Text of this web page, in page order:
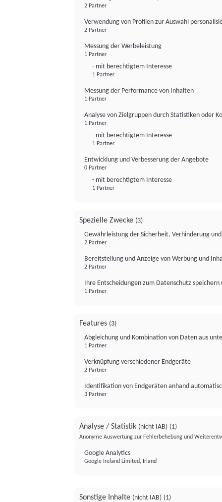
2 Partner
Verwendung von Profilen zur Auswahl
2 Partner
Messung der Werbeleistung
1 Partner
- mit berechtigtem Interesse
1 Partner
Messung der Performance von Inhalten
1 Partner
Analyse von Zielgruppen durch Statistiken oder
1 Partner
- mit berechtigtem Interesse
1 Partner
Entwicklung und Verbesserung der Angebote
0 Partner
- mit berechtigtem Interesse
1 Partner
Spezielle Zwecke (3)
Gewährleistung der Sicherheit, Verhinderung
2 Partner
Bereitstellung und Anzeige von Werbung und
2 Partner
Ihre Entscheidungen zum Datenschutz
1 Partner
Features (3)
Abgleichung und Kombination von Daten aus
1 Partner
Verknüpfung verschiedener Endgeräte
2 Partner
Identifikation von Endgeräten anhand
3 Partner
Analyse / Statistik (nicht IAB) (1)
Anonyme Auswertung zur Fehlerbehebung und
Google Analytics
Google Ireland Limited, Irland
Sonstige Inhalte (nicht IAB) (1)